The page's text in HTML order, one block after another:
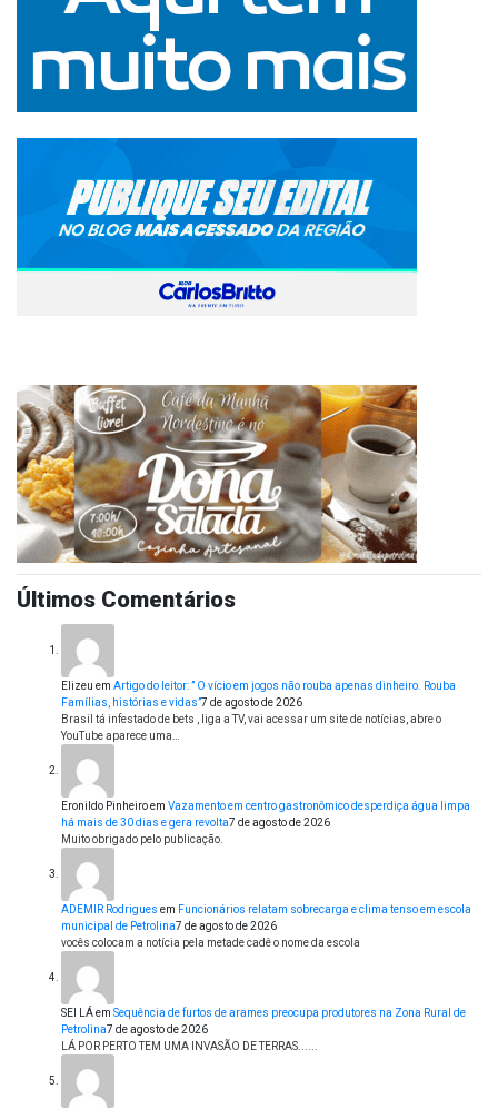
Últimos Comentários
Elizeu em Artigo do leitor: ” O vício em jogos não rouba apenas dinheiro. Rouba
Famílias, histórias e vidas”7 de agosto de 2026
Brasil tá infestado de bets , liga a TV, vai acessar um site de notícias, abre o
YouTube aparece uma…
Eronildo Pinheiroem Vazamento em centro gastronômico desperdiça água limpa
há mais de 30 dias e gera revolta7 de agosto de 2026
Muito obrigado pelo publicação.
ADEMIR Rodrigues em Funcionários relatam sobrecarga e clima tenso em escola
municipal de Petrolina7 de agosto de 2026
vocês colocam a notícia pela metade cadê o nome da escola
SEI LÁem Sequência de furtos de arames preocupa produtores na Zona Rural de
Petrolina7 de agosto de 2026
LÁ POR PERTO TEM UMA INVASÃO DE TERRAS......